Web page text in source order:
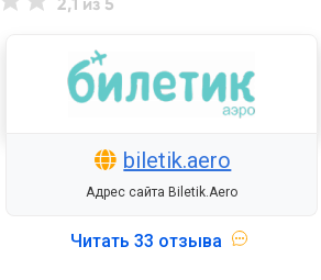
biletik.aero
Адрес сайта Biletik.Aero
Читать 33 отзыва